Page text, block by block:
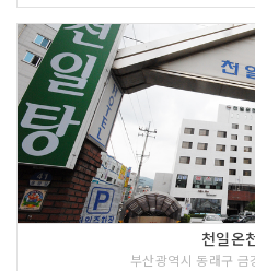
천일온
부산광역시 동래구